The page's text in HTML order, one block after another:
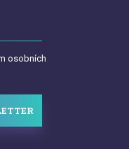
osobních